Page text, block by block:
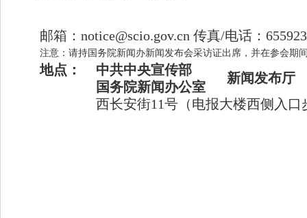
邮箱： notice@scio.gov.cn 传真/电话：
注意：请持国务院新闻办新闻发布会采访证出席，并在参会期
地点： 中共中央宣传部
新闻发布厅
国务院新闻办公室
西长安街11号（电报大楼西侧入口